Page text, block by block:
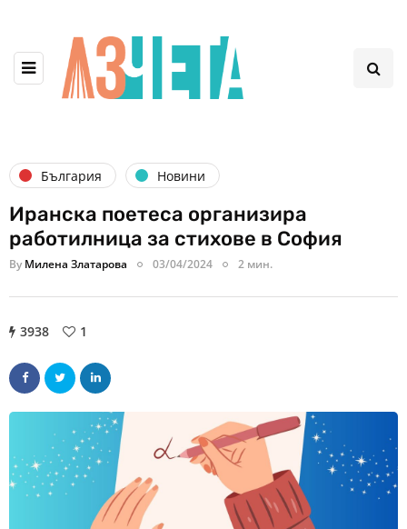
България Новини
Иранска поетеса организира
работилница за стихове в София
By Милена Златарова 03/04/2024 2 мин.
3938 1